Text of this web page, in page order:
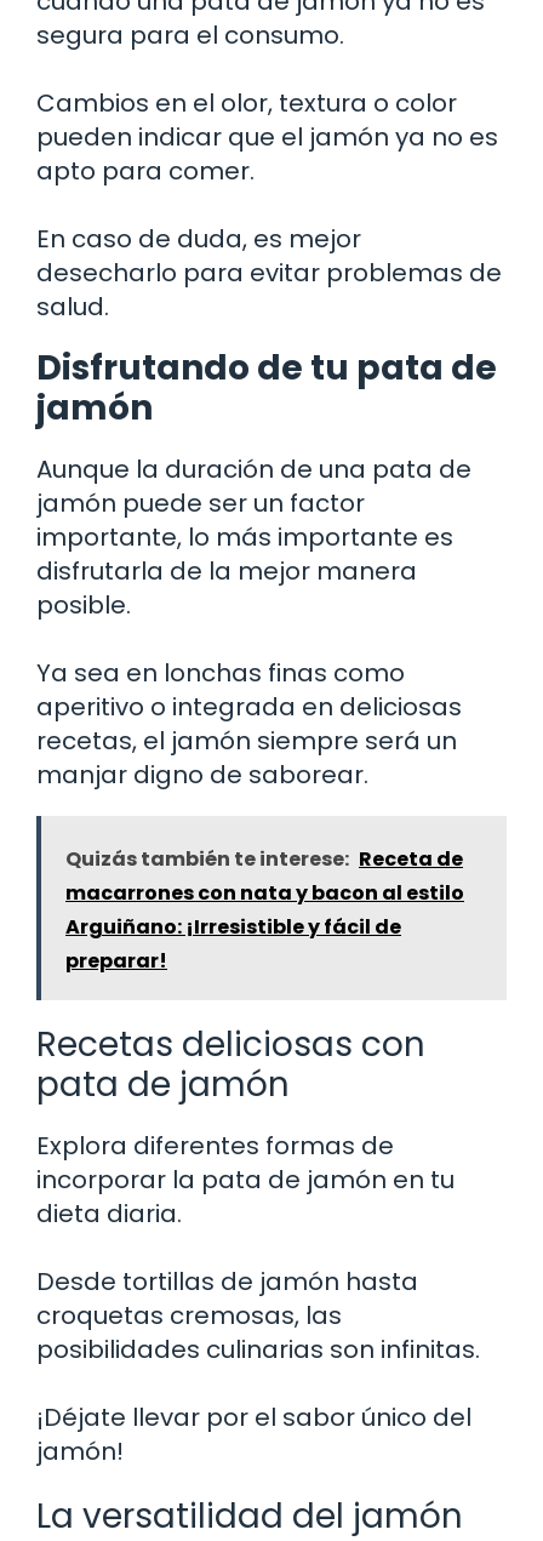
segura para el consumo.
Cambios en el olor, textura o color
pueden indicar que el jamón ya no es
apto para comer.
En caso de duda, es mejor
desecharlo para evitar problemas de
salud.
Disfrutando de tu pata de
jamón
Aunque la duración de una pata de
jamón puede ser un factor
importante, lo más importante es
disfrutarla de la mejor manera
posible.
Ya sea en lonchas finas como
aperitivo o integrada en deliciosas
recetas, el jamón siempre será un
manjar digno de saborear.
Quizás también te interese: Receta de
macarrones con nata y bacon al estilo
Arguiñano: ¡Irresistible y fácil de
preparar!
Recetas deliciosas con
pata de jamón
Explora diferentes formas de
incorporar la pata de jamón en tu
dieta diaria.
Desde tortillas de jamón hasta
croquetas cremosas, las
posibilidades culinarias son infinitas.
¡Déjate llevar por el sabor único del
jamón!
La versatilidad del jamón